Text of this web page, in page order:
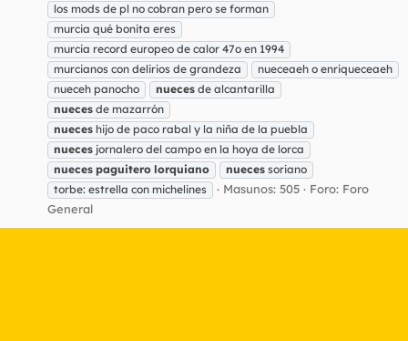
los mods de pl no cobran pero se forman
murcia qué bonita eres
murcia record europeo de calor 47o en 1994
murcianos con delirios de grandeza
nueceaeh o enriqueceaeh
nueceh panocho
nueces de alcantarilla
nueces de mazarrón
nueces hijo de paco rabal y la niña de la puebla
nueces jornalero del campo en la hoya de lorca
nueces paguitero lorquiano nueces soriano
torbe: estrella con michelines
Masunos: 505 Foro: Foro
General